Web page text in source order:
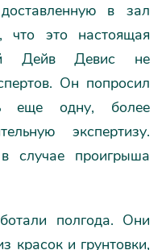
в зал
что это настоящая
Дейв Девис не
Он попросил
еще одну, более
экспертизу.
случае проигрыша
полгода. Они
красок и грунтовки,